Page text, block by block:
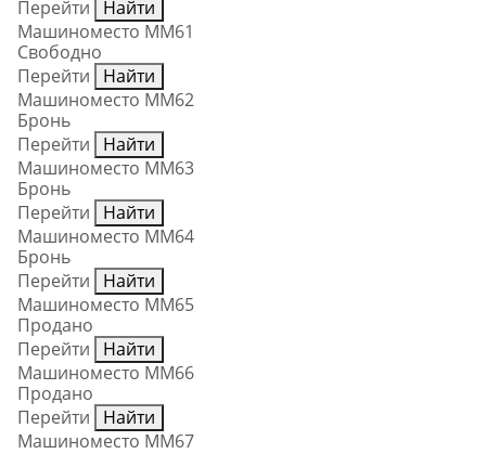
Перейти
Найти
Машиноместо ММ61
Свободно
Перейти
Найти
Машиноместо ММ62
Бронь
Перейти
Найти
Машиноместо ММ63
Бронь
Перейти
Найти
Машиноместо ММ64
Бронь
Перейти
Найти
Машиноместо ММ65
Продано
Перейти
Найти
Машиноместо ММ66
Продано
Перейти
Найти
Машиноместо ММ67